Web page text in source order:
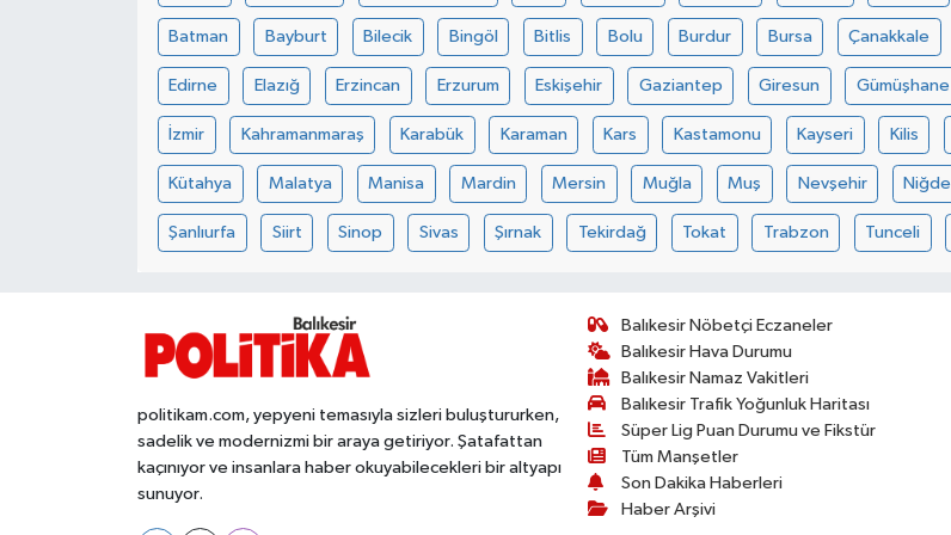
Batman Bayburt Bilecik Bingöl Bitlis Bolu Burdur Bursa Çanakkale
Edirne Elazığ Erzincan Erzurum Eskişehir Gaziantep Giresun Gümüşhane
İzmir Kahramanmaraş Karabük Karaman Kars Kastamonu Kayseri Kilis
Kütahya Malatya Manisa Mardin Mersin Muğla Muş Nevşehir Niğde
Şanlıurfa Siirt Sinop Sivas Şırnak Tekirdağ Tokat Trabzon Tunceli
politikam.com, yepyeni temasıyla sizleri buluştururken,
sadelik ve modernizmi bir araya getiriyor. Şatafattan
kaçınıyor ve insanlara haber okuyabilecekleri bir altyapı
sunuyor.
Balıkesir Nöbetçi Eczaneler
Balıkesir Hava Durumu
Balıkesir Namaz Vakitleri
Balıkesir Trafik Yoğunluk Haritası
Süper Lig Puan Durumu ve Fikstür
Tüm Manşetler
Son Dakika Haberleri
Haber Arşivi
KENT GÜNDEMİ
KÜLTÜR-SANAT
Manyas